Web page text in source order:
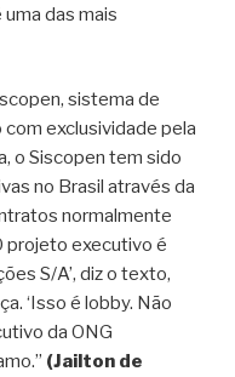
das mais
sistema de
exclusividade pela
o Siscopen tem sido
no Brasil através da
normalmente
projeto executivo é
S/A’, diz o texto,
‘Isso é lobby. Não
da ONG
(Jailton de